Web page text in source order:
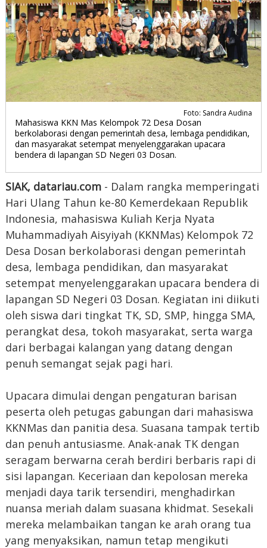
Foto: Sandra Audina
Mahasiswa KKN Mas Kelompok 72 Desa Dosan
berkolaborasi dengan pemerintah desa, lembaga pendidikan,
dan masyarakat setempat menyelenggarakan upacara
bendera di lapangan SD Negeri 03 Dosan.
SIAK, datariau.com - Dalam rangka memperingati
Hari Ulang Tahun ke-80 Kemerdekaan Republik
Indonesia, mahasiswa Kuliah Kerja Nyata
Muhammadiyah Aisyiyah (KKNMas) Kelompok 72
Desa Dosan berkolaborasi dengan pemerintah
desa, lembaga pendidikan, dan masyarakat
setempat menyelenggarakan upacara bendera di
lapangan SD Negeri 03 Dosan. Kegiatan ini diikuti
oleh siswa dari tingkat TK, SD, SMP, hingga SMA,
perangkat desa, tokoh masyarakat, serta warga
dari berbagai kalangan yang datang dengan
penuh semangat sejak pagi hari.
Upacara dimulai dengan pengaturan barisan
peserta oleh petugas gabungan dari mahasiswa
KKNMas dan panitia desa. Suasana tampak tertib
dan penuh antusiasme. Anak-anak TK dengan
seragam berwarna cerah berdiri berbaris rapi di
sisi lapangan. Keceriaan dan kepolosan mereka
menjadi daya tarik tersendiri, menghadirkan
nuansa meriah dalam suasana khidmat. Sesekali
mereka melambaikan tangan ke arah orang tua
yang menyaksikan, namun tetap mengikuti